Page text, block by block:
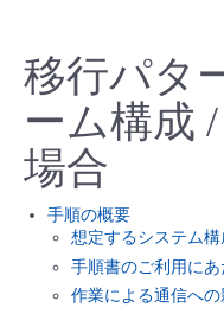
ネットワーク
IoT
モニタリング/監査
サポート
クラウド/サーバ
ネットワーク
IoT
モニタリング/監査
料金シミュレータ
データ利活用
クラウド/サーバー
ネットワーク
ご利用開始ガイド
■ 管理機能
- 管理機能
■ セットアップガイド
ユースケース
- バックアップ
- セキュリティ・監査
故障/メンテナンス情報
サービス稼働状況
移行パタ
ーム構成
場合
手順の概要
想定するシステム構
手順書のご利用に
作業による通信への